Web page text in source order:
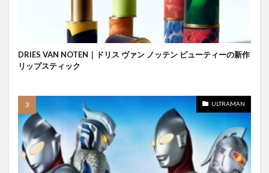
DRIES VAN NOTEN｜ドリス ヴァン ノッテン ビューティーの新作
リップスティック
ULTRAMAN